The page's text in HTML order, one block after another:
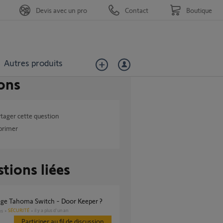
Autres produits
Devis avec un pro Contact Boutique
cette question
liées
Tahoma Switch - Door Keeper ?
SÉCURITÉ il y a plus d'un an
Participer au fil de discussion